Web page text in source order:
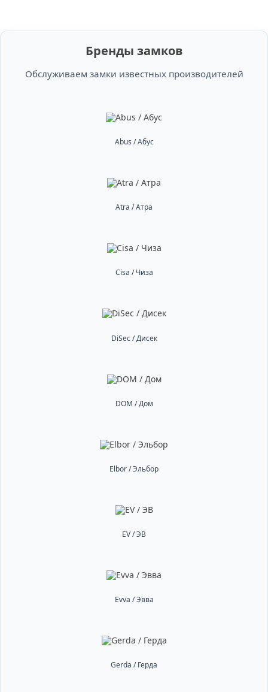
Бренды замков
Обслуживаем замки известных производителей
Abus / Абус
Atra / Атра
Cisa / Чиза
DiSec / Дисек
DOM / Дом
Elbor / Эльбор
EV / ЭВ
Evva / Эвва
Gerda / Герда